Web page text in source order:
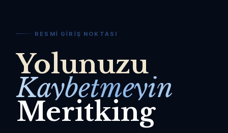
RESMI GIRIŞ NOKTASI
Yolunuzu
Kaybetmeyin
Meritking